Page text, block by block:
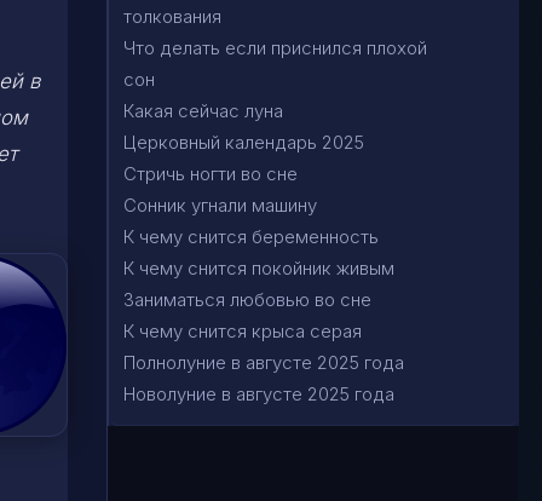
в
толкования
Что делать если приснился плохой
сон
Какая сейчас луна
Церковный календарь 2025
Стричь ногти во сне
Сонник угнали машину
К чему снится беременность
К чему снится покойник живым
Заниматься любовью во сне
К чему снится крыса серая
Полнолуние в августе 2025 года
Новолуние в августе 2025 года